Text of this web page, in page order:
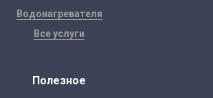
Водонагревателя
Все услуги
Полезное